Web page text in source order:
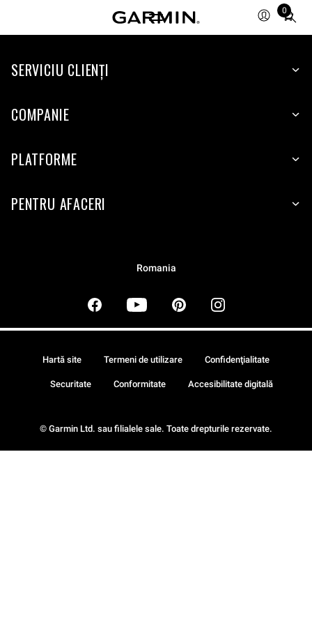
0
Total
items
cart:
SERVICIU CLIENŢI
COMPANIE
PLATFORME
PENTRU AFACERI
Romania
© Garmin Ltd. sau filialele sale. Toate drepturile rezervate.
Hartă site Termeni de utilizare Confidenţialitate
Securitate Conformitate Accesibilitate digitală